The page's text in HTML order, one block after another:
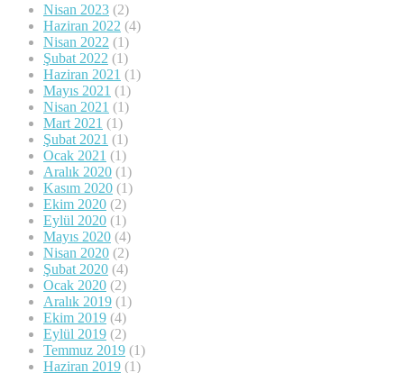
Nisan 2023 (2)
Haziran 2022 (4)
Nisan 2022 (1)
Şubat 2022 (1)
Haziran 2021 (1)
Mayıs 2021 (1)
Nisan 2021 (1)
Mart 2021 (1)
Şubat 2021 (1)
Ocak 2021 (1)
Aralık 2020 (1)
Kasım 2020 (1)
Ekim 2020 (2)
Eylül 2020 (1)
Mayıs 2020 (4)
Nisan 2020 (2)
Şubat 2020 (4)
Ocak 2020 (2)
Aralık 2019 (1)
Ekim 2019 (4)
Eylül 2019 (2)
Temmuz 2019 (1)
Haziran 2019 (1)